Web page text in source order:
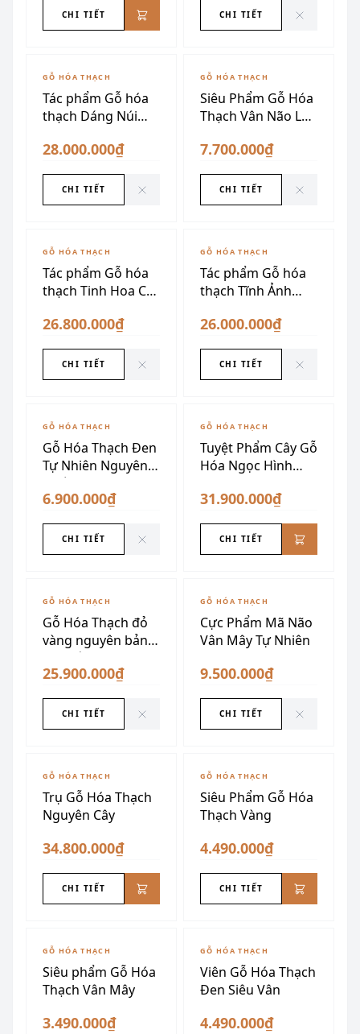
CHI TIẾT CHI TIẾT
ĐÃ SƯU TẦM
GỖ HÓA THẠCH
Tác phẩm Gỗ hóa
thạch Dáng Núi
28.000.000₫
CHI TIẾT
ĐÃ SƯU TẦM
GỖ HÓA THẠCH
Siêu Phẩm Gỗ Hóa
Thạch Vân Não Lên
7.700.000₫
CHI TIẾT
ĐÃ SƯU TẦM
GỖ HÓA THẠCH
Tác phẩm Gỗ hóa
thạch Tinh Hoa Cổ
26.800.000₫
CHI TIẾT
ĐÃ SƯU TẦM
GỖ HÓA THẠCH
Tác phẩm Gỗ hóa
thạch Tĩnh Ảnh
26.000.000₫
CHI TIẾT
ĐÃ SƯU TẦM
GỖ HÓA THẠCH
Gỗ Hóa Thạch Đen
Tự Nhiên Nguyên
Khối
6.900.000₫
CHI TIẾT
GỖ HÓA THẠCH
Tuyệt Phẩm Cây Gỗ
Hóa Ngọc Hình
31.900.000₫
CHI TIẾT
ĐÃ SƯU TẦM
GỖ HÓA THẠCH
Gỗ Hóa Thạch đỏ
vàng nguyên bản
cao cấp
25.900.000₫
CHI TIẾT
ĐÃ SƯU TẦM
GỖ HÓA THẠCH
Cực Phẩm Mã Não
Vân Mây Tự Nhiên
9.500.000₫
CHI TIẾT
GỖ HÓA THẠCH
Trụ Gỗ Hóa Thạch
Nguyên Cây
34.800.000₫
CHI TIẾT
GỖ HÓA THẠCH
Siêu Phẩm Gỗ Hóa
Thạch Vàng
4.490.000₫
CHI TIẾT
GỖ HÓA THẠCH
Siêu phẩm Gỗ Hóa
Thạch Vân Mây
3.490.000₫
GỖ HÓA THẠCH
Viên Gỗ Hóa Thạch
Đen Siêu Vân
4.490.000₫